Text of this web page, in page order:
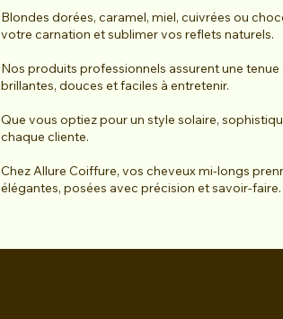
Blondes dorées, caramel, miel, cuivrées ou
votre carnation et sublimer vos reflets naturels.
Nos produits professionnels assurent une
brillantes, douces et faciles à entretenir.
Que vous optiez pour un style solaire,
chaque cliente.
Chez Allure Coiffure, vos cheveux mi-longs
élégantes, posées avec précision et savoir-faire.